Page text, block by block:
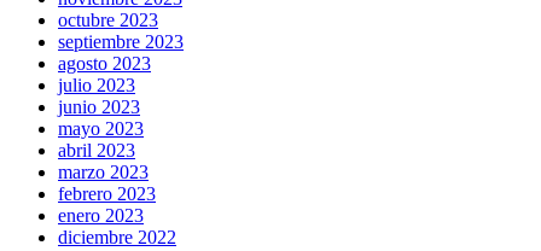
octubre 2023
septiembre 2023
agosto 2023
julio 2023
junio 2023
mayo 2023
abril 2023
marzo 2023
febrero 2023
enero 2023
diciembre 2022